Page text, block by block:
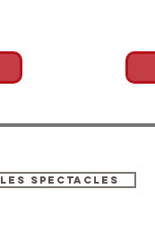
LES SPECTACLES